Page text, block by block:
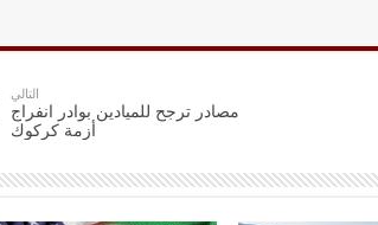
التالي
مصادر ترجح للميادين بوادر انفراج
أزمة كركوك